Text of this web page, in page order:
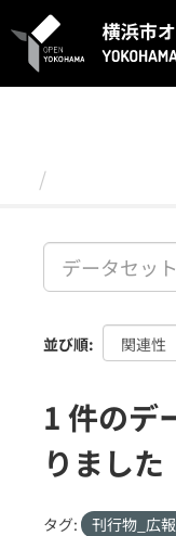
キ
並び順
1 件のデ
りました
タグ: 刊行物_広報